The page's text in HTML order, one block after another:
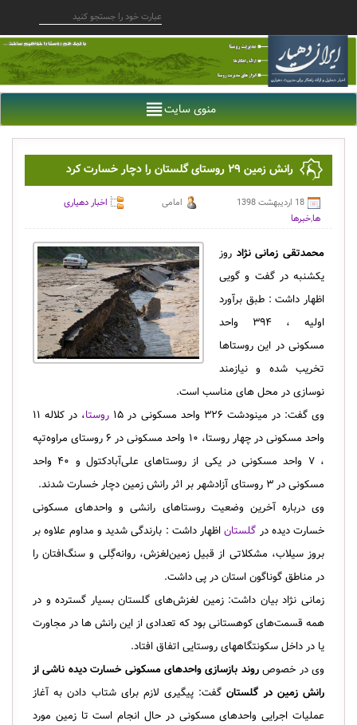
منوی سایت
رانش زمین ۲۹ روستای گلستان را دچار خسارت کرد
18 اردیبهشت 1398 امامی
اخبار دهیاری
ها,خبرها
محمدتقی زمانی نژاد روز
یکشنبه در گفت و گویی
اظهار داشت : طبق برآورد
اولیه ، ۳۹۴ واحد
مسکونی در این روستاها
تخریب شده و نیازمند
نوسازی در محل های مناسب است.
وی گفت: در مینودشت ۳۲۶ واحد مسکونی در ۱۵
روستا
، در کلاله ۱۱
واحد مسکونی در چهار روستا، ۱۰ واحد مسکونی در ۶ روستای مراوه‌تپه
، ۷ واحد مسکونی در یکی از روستاهای علی‌آبادکتول و ۴۰ واحد
مسکونی در ۳ روستای آزادشهر بر اثر رانش زمین دچار خسارت شدند.
وی درباره آخرین وضعیت روستاهای رانشی و واحدهای مسکونی
خسارت دیده در گلستاناظهار داشت : بارندگی‌ شدید و مداوم علاوه بر
بروز سیلاب، مشکلاتی از قبیل زمین‌لغزش، روانه‌گِلی و سنگ‌افتان را
در مناطق گوناگون استان در پی داشت.
زمانی نژاد بیان داشت: زمین‌ لغزش‌های گلستان بسیار گسترده و در
همه قسمت‌های کوهستانی بود که تعدادی از این رانش ها در مجاورت
یا در داخل سکونتگاه‎های روستایی اتفاق افتاد.
وی در خصوصروند بازسازی واحدهای مسکونی خسارت دیده ناشی از
رانش زمین در گلستانگفت: پیگیری لازم برای شتاب دادن به آغاز
عملیات اجرایی واحدهای مسکونی در حال انجام است تا زمین مورد